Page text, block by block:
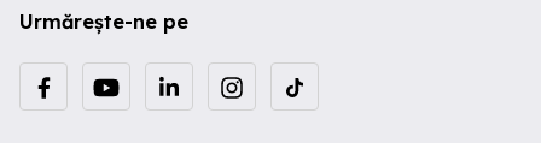
Urmărește-ne pe